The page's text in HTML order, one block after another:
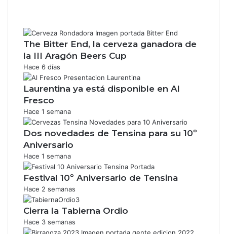
The Bitter End, la cerveza ganadora de
la III Aragón Beers Cup
Hace 6 días
Laurentina ya está disponible en Al
Fresco
Hace 1 semana
Dos novedades de Tensina para su 10º
Aniversario
Hace 1 semana
Festival 10º Aniversario de Tensina
Hace 2 semanas
Cierra la Tabierna Ordio
Hace 3 semanas